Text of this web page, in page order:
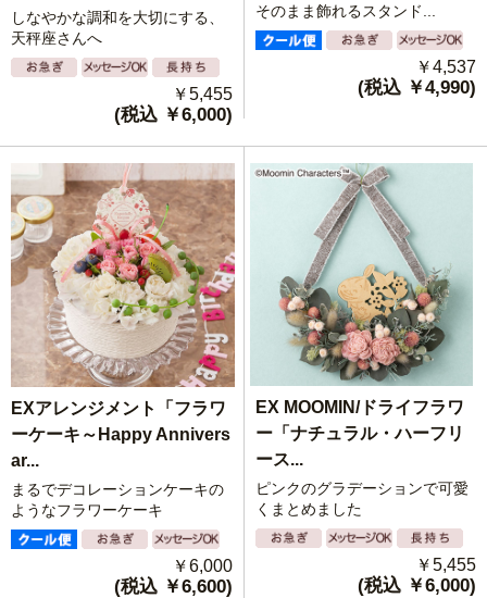
しなやかな調和を大切にする、
天秤座さんへ
￥5,455
(税込 ￥6,000)
そのまま飾れるスタンド...
￥4,537
(税込 ￥4,990)
EXアレンジメント「フラワ
ーケーキ～Happy Annivers
ar...
まるでデコレーションケーキの
ようなフラワーケーキ
￥6,000
(税込 ￥6,600)
EX MOOMIN/ドライフラワ
ー「ナチュラル・ハーフリ
ース...
ピンクのグラデーションで可愛
くまとめました
￥5,455
(税込 ￥6,000)